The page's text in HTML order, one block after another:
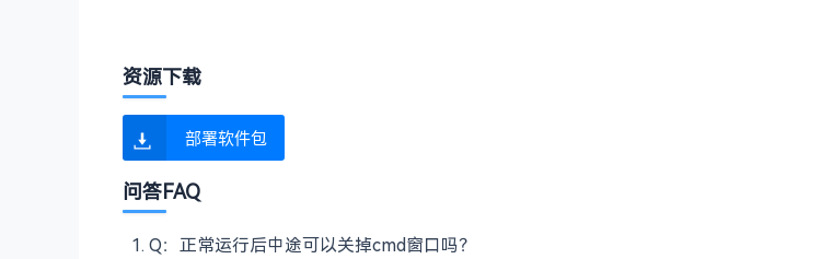
资源下载
部署软件包
问答FAQ
Q：正常运行后中途可以关掉cmd窗口吗？